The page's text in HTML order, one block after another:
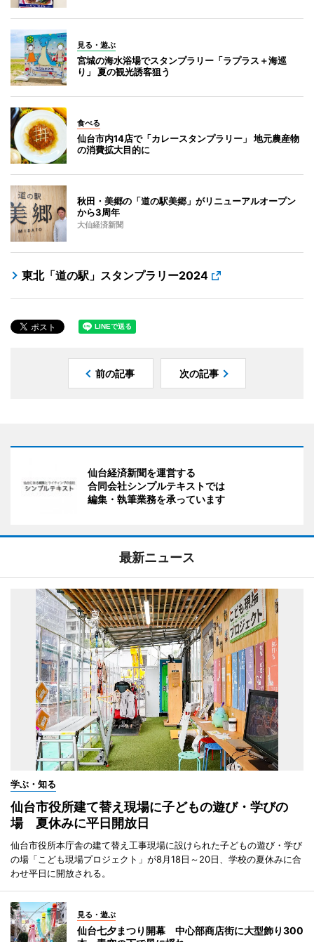
見る・遊ぶ
宮城の海水浴場でスタンプラリー「ラプラス＋海巡
り」 夏の観光誘客狙う
食べる
仙台市内14店で「カレースタンプラリー」 地元農産物
の消費拡大目的に
秋田・美郷の「道の駅美郷」がリニューアルオープン
から3周年
大仙経済新聞
東北「道の駅」スタンプラリー2024
前の記事 次の記事
仙台経済新聞を運営する
合同会社シンプルテキストでは
編集・執筆業務を承っています
最新ニュース
学ぶ・知る
仙台市役所建て替え現場に子どもの遊び・学びの
場 夏休みに平日開放日
仙台市役所本庁舎の建て替え工事現場に設けられた子どもの遊び・学び
の場「こども現場プロジェクト」が8月18日～20日、学校の夏休みに合
わせ平日に開放される。
見る・遊ぶ
仙台七夕まつり開幕 中心部商店街に大型飾り300